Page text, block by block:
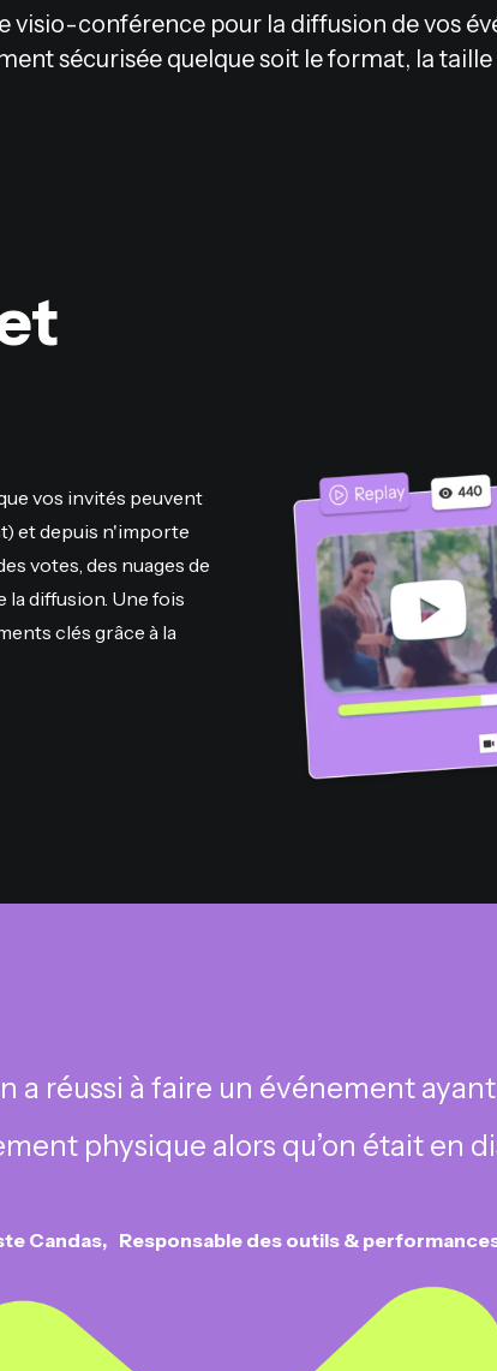
visio-conférence pour la diffusion de vos
sécurisée quelque soit le format, la
vos invités peuvent
et depuis n'importe
votes, des nuages de
diffusion. Une fois
clés grâce à la
a réussi à faire un événement
physique alors qu’on était en
Candas Responsable des outils & performances